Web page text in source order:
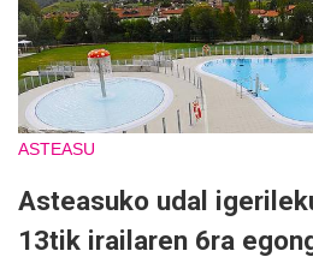
ASTEASU
Asteasuko udal
13tik irailaren 6ra